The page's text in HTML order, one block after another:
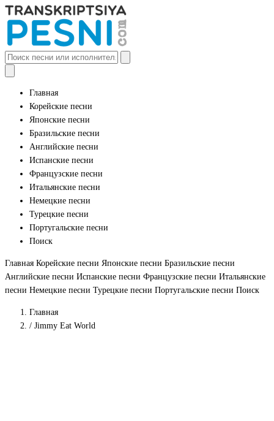
Главная
Корейские песни
Японские песни
Бразильские песни
Английские песни
Испанские песни
Французские песни
Итальянские песни
Немецкие песни
Турецкие песни
Португальские песни
Поиск
Главная Корейские песни Японские песни Бразильские песни
Английские песни Испанские песни Французские песни Итальянские
песни Немецкие песни Турецкие песни Португальские песни Поиск
Главная
/ Jimmy Eat World